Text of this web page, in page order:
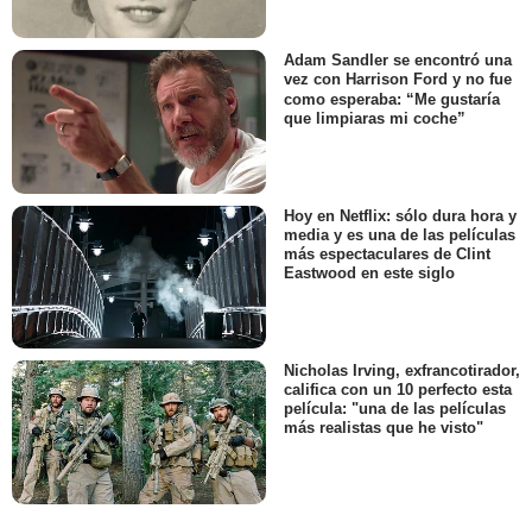
Adam Sandler se encontró una
vez con Harrison Ford y no fue
como esperaba: “Me gustaría
que limpiaras mi coche”
Hoy en Netflix: sólo dura hora y
media y es una de las películas
más espectaculares de Clint
Eastwood en este siglo
Nicholas Irving, exfrancotirador,
califica con un 10 perfecto esta
película: "una de las películas
más realistas que he visto"